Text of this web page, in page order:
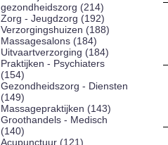
gezondheidszorg (214)
Zorg - Jeugdzorg (192)
Verzorgingshuizen (188)
Massagesalons (184)
Uitvaartverzorging (184)
Praktijken - Psychiaters
(154)
Gezondheidszorg - Diensten
(149)
Massagepraktijken (143)
Groothandels - Medisch
(140)
Acupunctuur (121)